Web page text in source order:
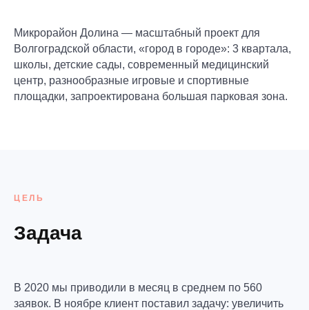
Микрорайон Долина — масштабный проект для
Волгоградской области, «город в городе»: 3 квартала,
школы, детские сады, современный медицинский
центр, разнообразные игровые и спортивные
площадки, запроектирована большая парковая зона.
ЦЕЛЬ
Задача
В 2020 мы приводили в месяц в среднем по 560
заявок. В ноябре клиент поставил задачу: увеличить